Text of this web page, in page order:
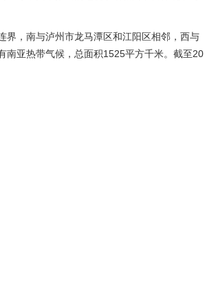
界，南与泸州市龙马潭区和江阳区相邻，西与
南亚热带气候，总面积1525平方千米。截至20